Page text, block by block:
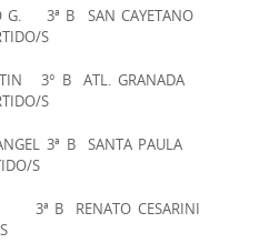
G. 3ª B SAN CAYETANO
S
3° B ATL. GRANADA
S
3ª B SANTA PAULA
S
3ª B RENATO CESARINI